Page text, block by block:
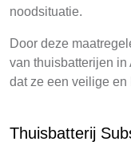
noodsituatie.
Door deze
van thuisbatterijen in
dat ze een veilige
Thuisbatterij